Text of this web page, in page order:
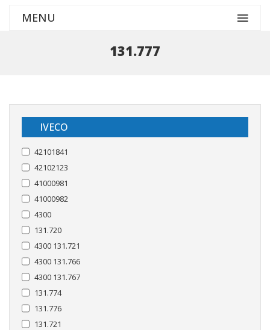
MENU
131.777
IVECO
42101841
42102123
41000981
41000982
4300
131.720
4300 131.721
4300 131.766
4300 131.767
131.774
131.776
131.721